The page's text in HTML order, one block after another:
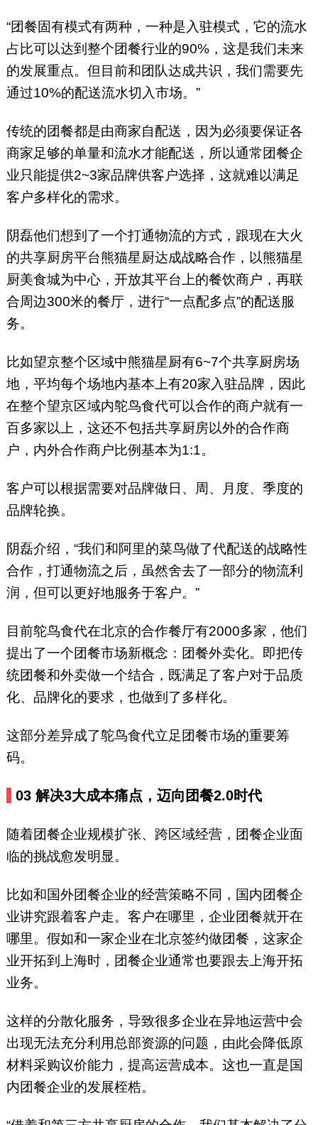
“团餐固有模式有两种，一种是入驻模式，它的流水
占比可以达到整个团餐行业的90%，这是我们未来
的发展重点。但目前和团队达成共识，我们需要先
通过10%的配送流水切入市场。”
传统的团餐都是由商家自配送，因为必须要保证各
商家足够的单量和流水才能配送，所以通常团餐企
业只能提供2~3家品牌供客户选择，这就难以满足
客户多样化的需求。
阴磊他们想到了一个打通物流的方式，跟现在大火
的共享厨房平台熊猫星厨达成战略合作，以熊猫星
厨美食城为中心，开放其平台上的餐饮商户，再联
合周边300米的餐厅，进行“一点配多点”的配送服
务。
比如望京整个区域中熊猫星厨有6~7个共享厨房场
地，平均每个场地内基本上有20家入驻品牌，因此
在整个望京区域内鸵鸟食代可以合作的商户就有一
百多家以上，这还不包括共享厨房以外的合作商
户，内外合作商户比例基本为1:1。
客户可以根据需要对品牌做日、周、月度、季度的
品牌轮换。
阴磊介绍，“我们和阿里的菜鸟做了代配送的战略性
合作，打通物流之后，虽然舍去了一部分的物流利
润，但可以更好地服务于客户。”
目前鸵鸟食代在北京的合作餐厅有2000多家，他们
提出了一个团餐市场新概念：团餐外卖化。即把传
统团餐和外卖做一个结合，既满足了客户对于品质
化、品牌化的要求，也做到了多样化。
这部分差异成了鸵鸟食代立足团餐市场的重要筹
码。
03解决3大成本痛点，迈向团餐2.0时代
随着团餐企业规模扩张、跨区域经营，团餐企业面
临的挑战愈发明显。
比如和国外团餐企业的经营策略不同，国内团餐企
业讲究跟着客户走。客户在哪里，企业团餐就开在
哪里。假如和一家企业在北京签约做团餐，这家企
业开拓到上海时，团餐企业通常也要跟去上海开拓
业务。
这样的分散化服务，导致很多企业在异地运营中会
出现无法充分利用总部资源的问题，由此会降低原
材料采购议价能力，提高运营成本。这也一直是国
内团餐企业的发展桎梏。